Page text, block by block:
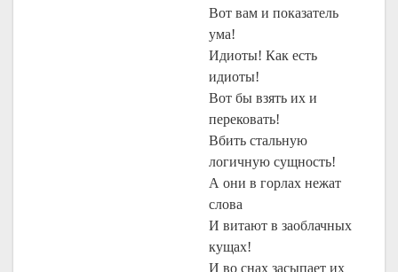
Вот вам и показатель
ума!
Идиоты! Как есть
идиоты!
Вот бы взять их и
перековать!
Вбить стальную
логичную сущность!
А они в горлах нежат
слова
И витают в заоблачных
кущах!
И во снах засыпает их